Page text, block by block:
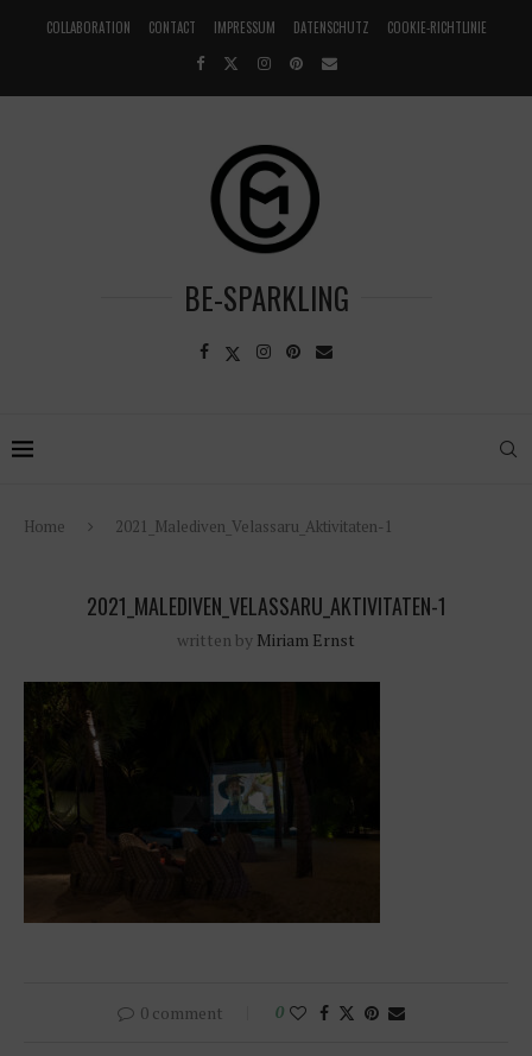
COLLABORATION CONTACT IMPRESSUM DATENSCHUTZ COOKIE-RICHTLINIE
BE-SPARKLING
Home 2021_Malediven_Velassaru_Aktivitaten-1
2021_MALEDIVEN_VELASSARU_AKTIVITATEN-1
written by Miriam Ernst
0 comment 0